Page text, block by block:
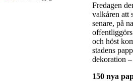
Fredagen
valkåren att
senare, på
och höst
stadens
dekoration
150 nya